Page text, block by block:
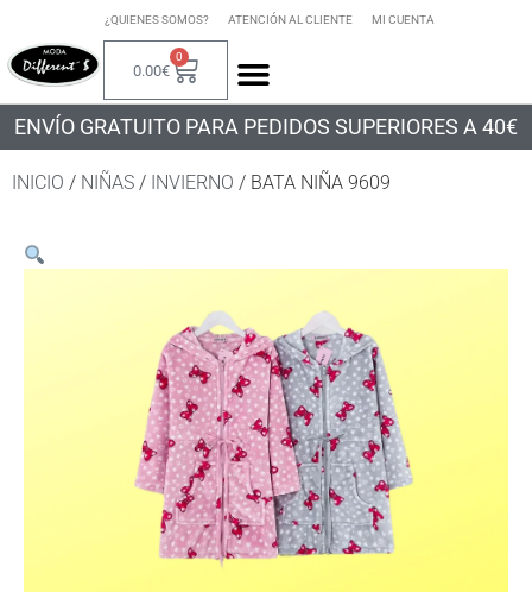
¿QUIENES SOMOS? ATENCIÓN AL CLIENTE MI CUENTA
0.00€
0
ENVÍO GRATUITO PARA PEDIDOS SUPERIORES A 40€
INICIO / NIÑAS / INVIERNO / BATA NIÑA 9609